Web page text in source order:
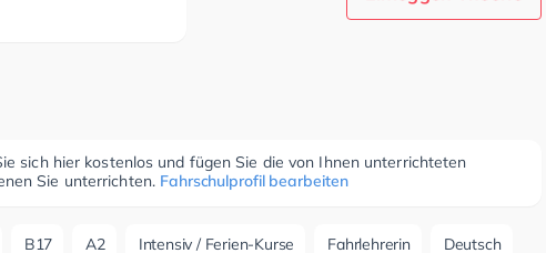
sich hier kostenlos und fügen Sie die von Ihnen unterrichteten
Sie unterrichten. Fahrschulprofil bearbeiten
B17 A2 Intensiv / Ferien-Kurse Fahrlehrerin Deutsch